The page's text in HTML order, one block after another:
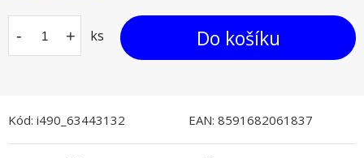
- + ks Do košíku
Kód: i490_63443132 EAN: 8591682061837